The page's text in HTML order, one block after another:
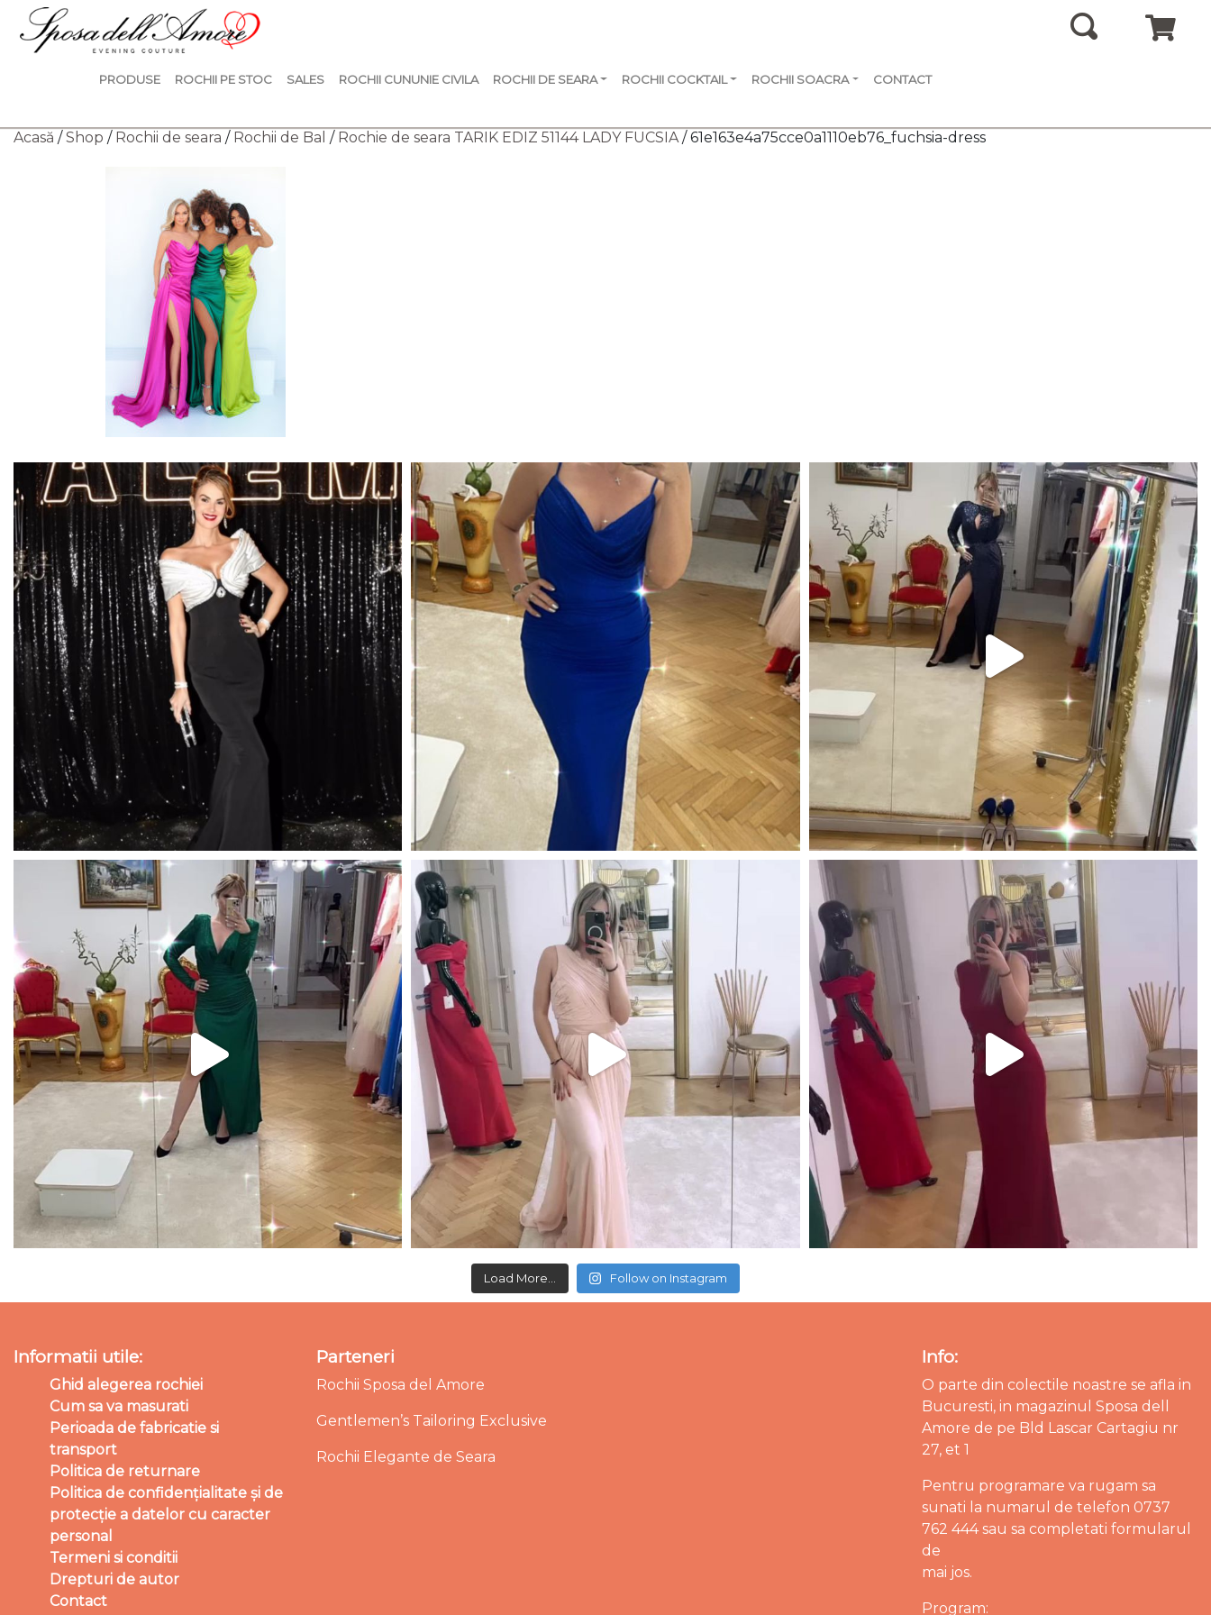
PRODUSE ROCHII PE STOC SALES ROCHII CUNUNIE CIVILA ROCHII DE SEARA ROCHII COCKTAIL ROCHII SOACRA CONTACT
Acasă /Shop / Rochii de seara / Rochii de Bal / Rochie de seara TARIK EDIZ 51144 LADY FUCSIA / 61e163e4a75cce0a1110eb76_fuchsia-dress
Load More... Follow on Instagram
Informatii utile:
Ghid alegerea rochiei
Cum sa va masurati
Perioada de fabricatie si
transport
Politica de returnare
Politica de confidențialitate și de
protecție a datelor cu caracter
personal
Termeni si conditii
Drepturi de autor
Contact
Parteneri
Rochii Sposa del Amore
Gentlemen’s Tailoring Exclusive
Rochii Elegante de Seara
Info:
O parte din colectile noastre se afla in
Bucuresti, in magazinul Sposa dell
Amore de pe Bld Lascar Cartagiu nr
27, et 1
Pentru programare va rugam sa
sunati la numarul de telefon 0737
762 444 sau sa completati formularul
de
mai jos.
Program: